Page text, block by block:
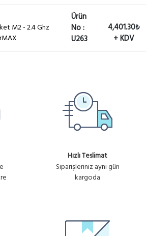
M2 - 2.4 Ghz
Ürün
No :
U263
4,401.30₺
+ KDV
Hızlı Teslimat
Siparişleriniz aynı gün
kargoda